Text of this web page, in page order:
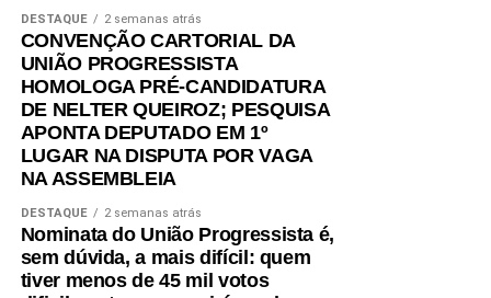
DESTAQUE 2 semanas atrás
CONVENÇÃO CARTORIAL DA
UNIÃO PROGRESSISTA
HOMOLOGA PRÉ-CANDIDATURA
DE NELTER QUEIROZ; PESQUISA
APONTA DEPUTADO EM 1º
LUGAR NA DISPUTA POR VAGA
NA ASSEMBLEIA
DESTAQUE 2 semanas atrás
Nominata do União Progressista é,
sem dúvida, a mais difícil: quem
tiver menos de 45 mil votos